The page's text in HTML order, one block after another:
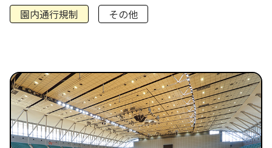
園内通行規制
その他